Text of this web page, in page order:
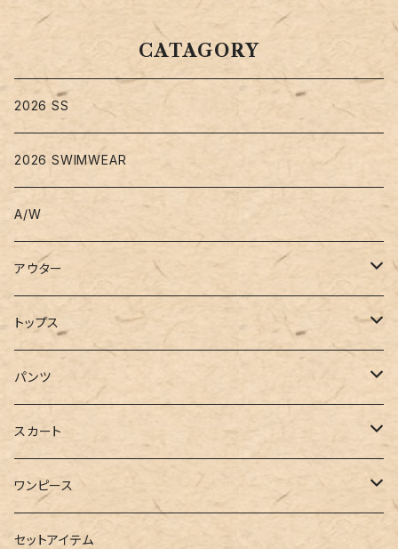
CATAGORY
2026 SS
2026 SWIMWEAR
A/W
アウター
コート
ジャケット
ブルゾン
ロングシャツ
ダウンジャケット
トップス
Tシャツ
カットソー
半袖
スウェット・パーカー
ニット
パンツ
デニム
スキニー
ショートパンツ
スカート
ロング
ミニ
ワンピース
シャツワンピース
セットアイテム